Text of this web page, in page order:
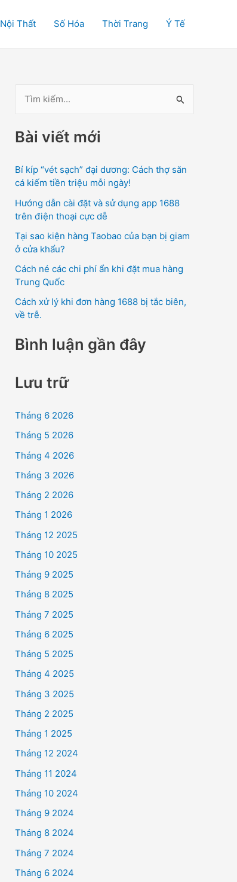
Nội Thất Số Hóa Thời Trang Ý Tế
m
i
m
Bài viết mới
Bí kíp “vét sạch” đại dương: Cách thợ săn
cá kiếm tiền triệu mỗi ngày!
Hướng dẫn cài đặt và sử dụng app 1688
trên điện thoại cực dễ
Tại sao kiện hàng Taobao của bạn bị giam
ở cửa khẩu?
Cách né các chi phí ẩn khi đặt mua hàng
Trung Quốc
Cách xử lý khi đơn hàng 1688 bị tắc biên,
về trễ.
Bình luận gần đây
Lưu trữ
Tháng 6 2026
Tháng 5 2026
Tháng 4 2026
Tháng 3 2026
Tháng 2 2026
Tháng 1 2026
Tháng 12 2025
Tháng 10 2025
Tháng 9 2025
Tháng 8 2025
Tháng 7 2025
Tháng 6 2025
Tháng 5 2025
Tháng 4 2025
Tháng 3 2025
Tháng 2 2025
Tháng 1 2025
Tháng 12 2024
Tháng 11 2024
Tháng 10 2024
Tháng 9 2024
Tháng 8 2024
Tháng 7 2024
Tháng 6 2024